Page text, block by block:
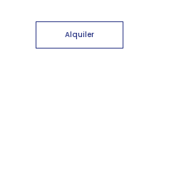
Alquiler